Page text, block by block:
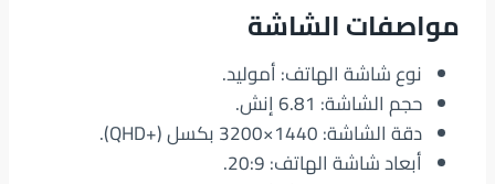
مواصفات الشاشة
نوع شاشة الهاتف: أموليد.
حجم الشاشة: 6.81 إنش.
دقة الشاشة: 1440×3200 بكسل (+QHD).
أبعاد شاشة الهاتف: 20:9.